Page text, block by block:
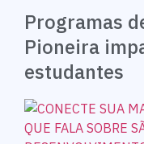
Programas
Pioneira
estudantes